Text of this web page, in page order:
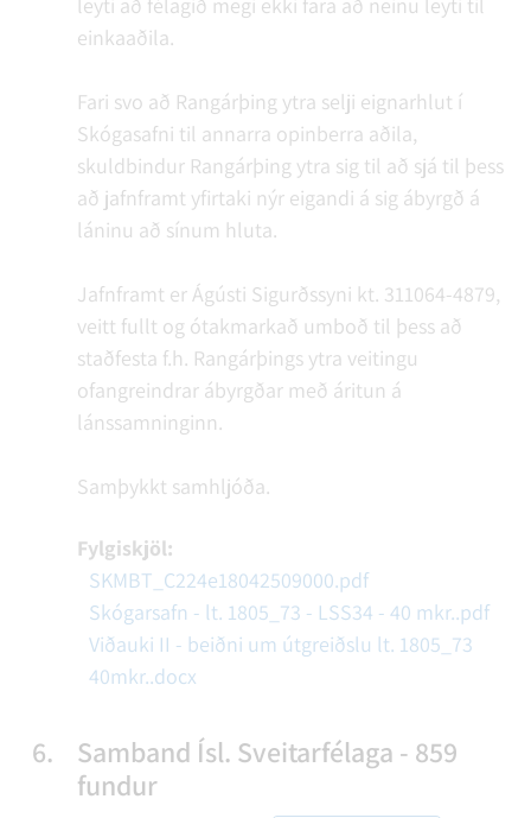
einkaaðila.
Fari svo að Rangárþing ytra selji eignarhlut í
Skógasafni til annarra opinberra aðila,
skuldbindur Rangárþing ytra sig til að sjá til þess
að jafnframt yfirtaki nýr eigandi á sig ábyrgð á
láninu að sínum hluta.
Jafnframt er Ágústi Sigurðssyni kt. 311064-4879,
veitt fullt og ótakmarkað umboð til þess að
staðfesta f.h. Rangárþings ytra veitingu
ofangreindrar ábyrgðar með áritun á
lánssamninginn.
Samþykkt samhljóða.
Fylgiskjöl:
SKMBT_C224e18042509000.pdf
Skógarsafn - lt. 1805_73 - LSS34 - 40 mkr..pdf
Viðauki II - beiðni um útgreiðslu lt. 1805_73
40mkr..docx
6.
Samband Ísl. Sveitarfélaga - 859
fundur